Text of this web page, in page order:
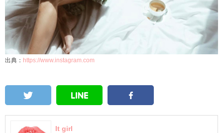
出典： https://www.instagram.com
It girl